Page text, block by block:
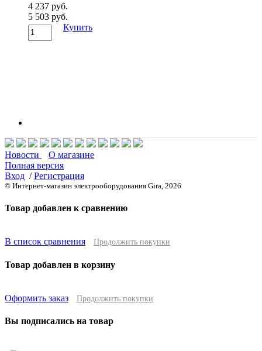
4 237 руб.
5 503 руб.
Купить
Новости
О магазине
Полная версия
Вход /Регистрация
© Интернет-магазин электрооборудования Gira, 2026
Товар добавлен к сравнению
В список сравнения Продолжить покупки
Товар добавлен в корзину
Оформить заказ Продолжить покупки
Вы подписались на товар